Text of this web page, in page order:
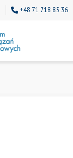
+48 71 718 85 36